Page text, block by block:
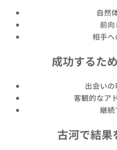
自然
前向
相手へ
成功するた
出会い
客観的なア
継続
古河で結果